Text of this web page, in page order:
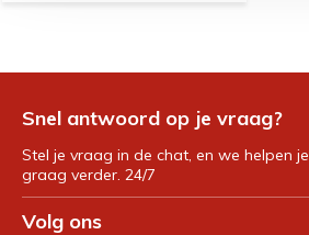
Snel antwoord op je vraag?
Stel je vraag in de chat, en we helpen je
graag verder. 24/7
Volg ons